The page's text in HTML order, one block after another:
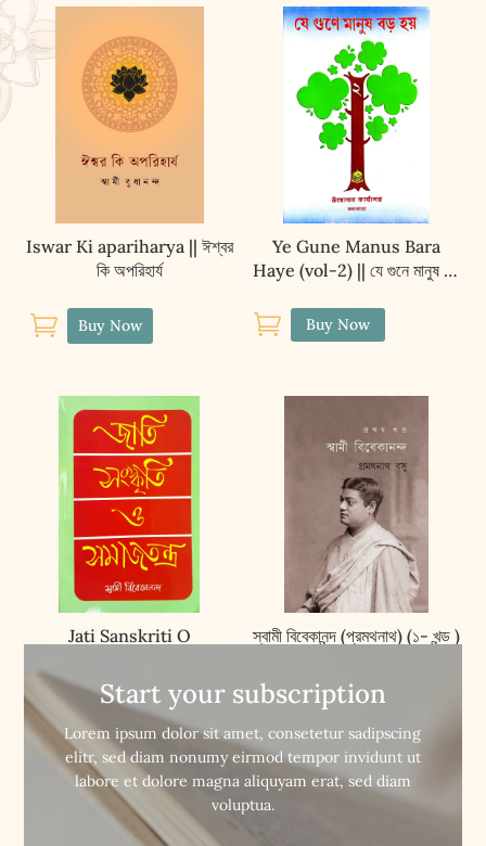
Iswar Ki apariharya || ঈশ্বর
কি অপরিহার্য
 Buy Now
Ye Gune Manus Bara
Haye (vol-2) || যে গুনে মানুষ বড়
 Buy Now
Jati Sanskriti O
সমাজতন্ত্র
 Buy Now
স্বামী বিবেকানন্দ (প্রমথনাথ) (১- খন্ড )
[Pramathanath] (VOL.1)
Buy Now
Start your subscription
Lorem ipsum dolor sit amet, consetetur sadipscing
elitr, sed diam nonumy eirmod tempor invidunt ut
labore et dolore magna aliquyam erat, sed diam
voluptua.